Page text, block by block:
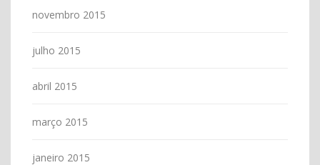
novembro 2015
julho 2015
abril 2015
março 2015
janeiro 2015